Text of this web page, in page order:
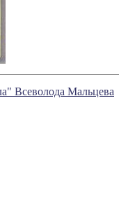
Всеволода Мальцева